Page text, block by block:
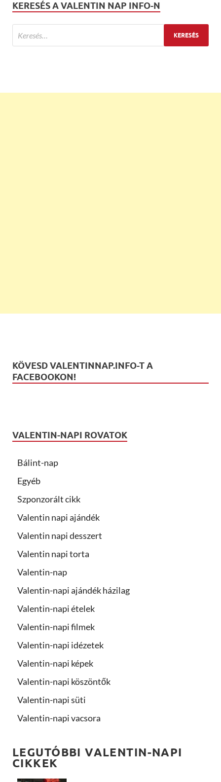
KERESÉS A VALENTIN NAP INFO-N
KÖVESD VALENTINNAP.INFO-T A
FACEBOOKON!
VALENTIN-NAPI ROVATOK
Bálint-nap
Egyéb
Szponzorált cikk
Valentin napi ajándék
Valentin napi desszert
Valentin napi torta
Valentin-nap
Valentin-napi ajándék házilag
Valentin-napi ételek
Valentin-napi filmek
Valentin-napi idézetek
Valentin-napi képek
Valentin-napi köszöntők
Valentin-napi süti
Valentin-napi vacsora
LEGUTÓBBI VALENTIN-NAPI
CIKKEK